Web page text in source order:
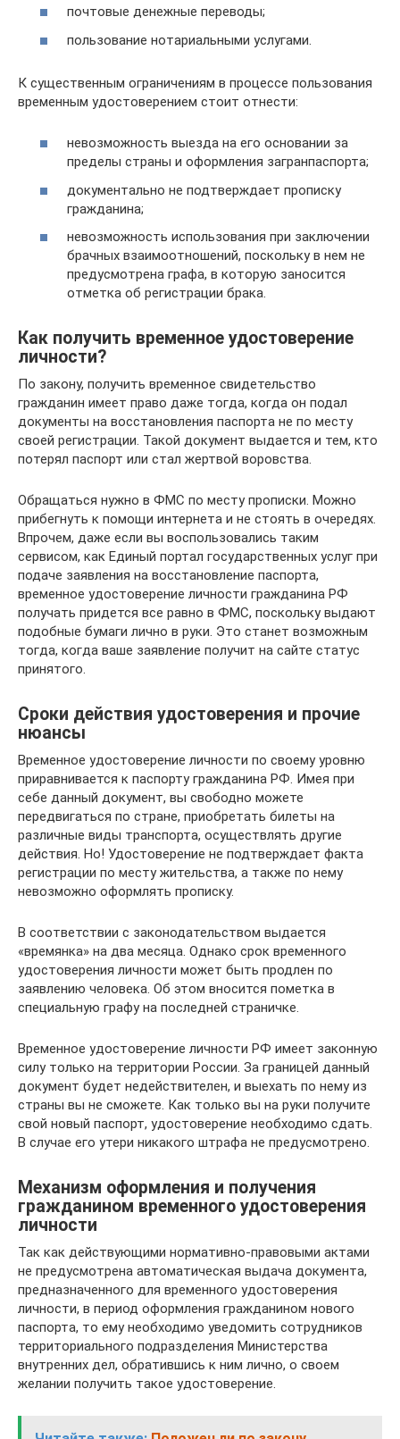
почтовые денежные переводы;
пользование нотариальными услугами.
К существенным ограничениям в процессе пользования
временным удостоверением стоит отнести:
невозможность выезда на его основании за
пределы страны и оформления загранпаспорта;
документально не подтверждает прописку
гражданина;
невозможность использования при заключении
брачных взаимоотношений, поскольку в нем не
предусмотрена графа, в которую заносится
отметка об регистрации брака.
Как получить временное удостоверение
личности?
По закону, получить временное свидетельство
гражданин имеет право даже тогда, когда он подал
документы на восстановления паспорта не по месту
своей регистрации. Такой документ выдается и тем, кто
потерял паспорт или стал жертвой воровства.
Обращаться нужно в ФМС по месту прописки. Можно
прибегнуть к помощи интернета и не стоять в очередях.
Впрочем, даже если вы воспользовались таким
сервисом, как Единый портал государственных услуг при
подаче заявления на восстановление паспорта,
временное удостоверение личности гражданина РФ
получать придется все равно в ФМС, поскольку выдают
подобные бумаги лично в руки. Это станет возможным
тогда, когда ваше заявление получит на сайте статус
принятого.
Сроки действия удостоверения и прочие
нюансы
Временное удостоверение личности по своему уровню
приравнивается к паспорту гражданина РФ. Имея при
себе данный документ, вы свободно можете
передвигаться по стране, приобретать билеты на
различные виды транспорта, осуществлять другие
действия. Но! Удостоверение не подтверждает факта
регистрации по месту жительства, а также по нему
невозможно оформлять прописку.
В соответствии с законодательством выдается
«времянка» на два месяца. Однако срок временного
удостоверения личности может быть продлен по
заявлению человека. Об этом вносится пометка в
специальную графу на последней страничке.
Временное удостоверение личности РФ имеет законную
силу только на территории России. За границей данный
документ будет недействителен, и выехать по нему из
страны вы не сможете. Как только вы на руки получите
свой новый паспорт, удостоверение необходимо сдать.
В случае его утери никакого штрафа не предусмотрено.
Механизм оформления и получения
гражданином временного удостоверения
личности
Так как действующими нормативно-правовыми актами
не предусмотрена автоматическая выдача документа,
предназначенного для временного удостоверения
личности, в период оформления гражданином нового
паспорта, то ему необходимо уведомить сотрудников
территориального подразделения Министерства
внутренних дел, обратившись к ним лично, о своем
желании получить такое удостоверение.